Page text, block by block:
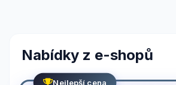
Nabídky z e-shopů
Nejlepší cena